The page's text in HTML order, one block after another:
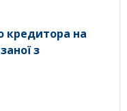
кредитора на
з